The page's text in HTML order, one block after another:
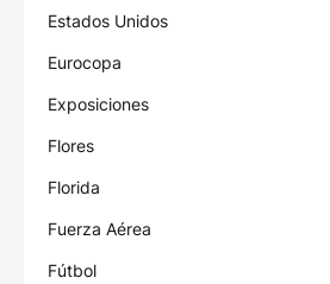
Estados Unidos
Eurocopa
Exposiciones
Flores
Florida
Fuerza Aérea
Fútbol